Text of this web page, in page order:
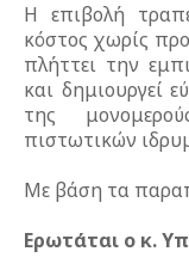
Η επιβολή
κόστος χωρίς
πλήττει την
και δημιουργεί
της
πιστωτικών
Με βάση τα
Ερωτάται ο κ.